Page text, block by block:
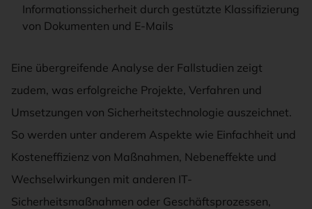
Informationssicherheit durch gestützte Klassifizierung
von Dokumenten und E-Mails
Eine übergreifende Analyse der Fallstudien zeigt
zudem, was erfolgreiche Projekte, Verfahren und
Umsetzungen von Sicherheitstechnologie auszeichnet.
So werden unter anderem Aspekte wie Einfachheit und
Kosteneffizienz von Maßnahmen, Nebeneffekte und
Wechselwirkungen mit anderen IT-
Sicherheitsmaßnahmen oder Geschäftsprozessen,